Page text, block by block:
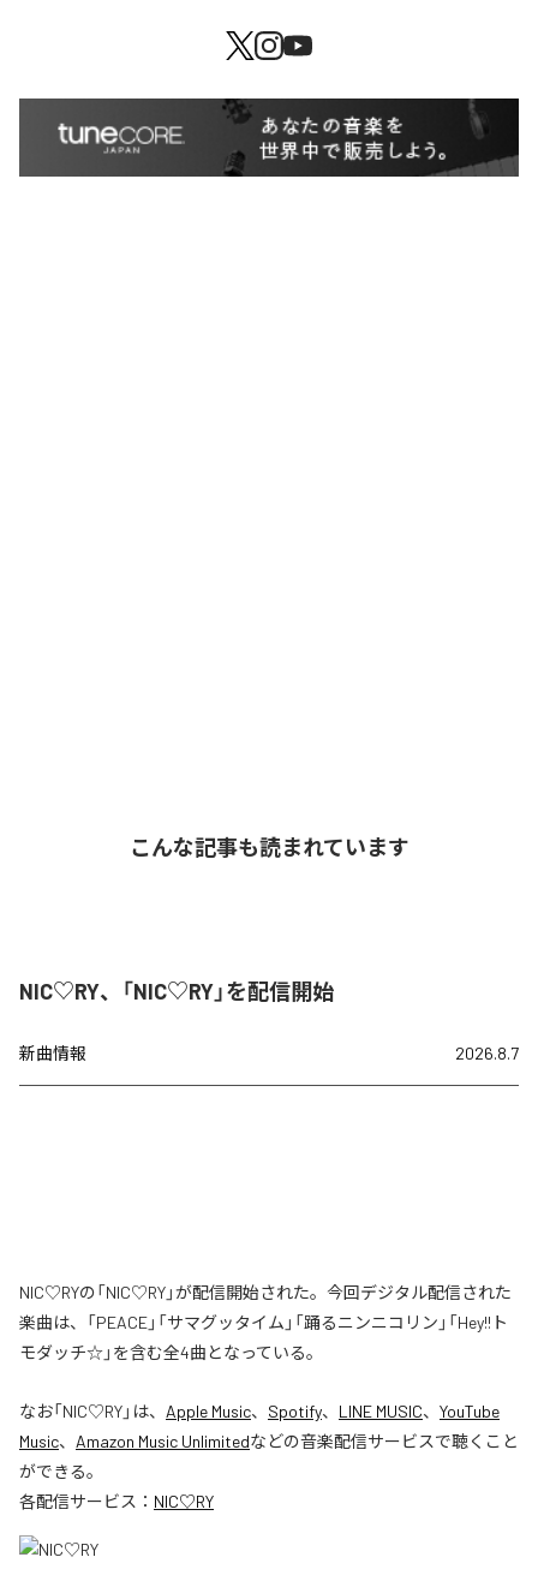
こんな記事も読まれています
NIC♡RY、「NIC♡RY」を配信開始
新曲情報 2026.8.7
NIC♡RYの「NIC♡RY」が配信開始された。今回デジタル配信された
楽曲は、「PEACE」「サマグッタイム」「踊るニンニコリン」「Hey!!ト
モダッチ☆」を含む全4曲となっている。
なお「NIC♡RY」は、 Apple Music、 Spotify、 LINE MUSIC、 YouTube
Music、 Amazon Music Unlimitedなどの音楽配信サービスで聴くこと
ができる。
各配信サービス： NIC♡RY